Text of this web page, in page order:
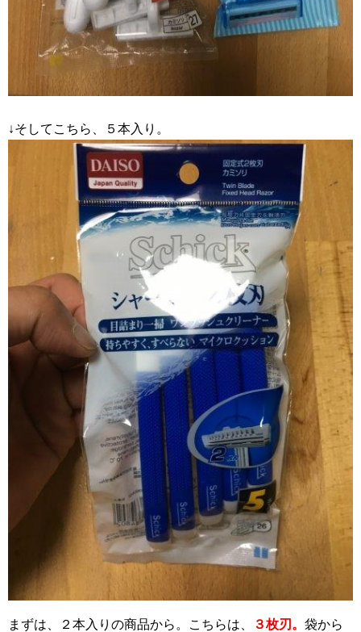
↓そしてこちら、５本入り。
まずは、２本入りの商品から。こちらは、 ３枚刃。 袋から